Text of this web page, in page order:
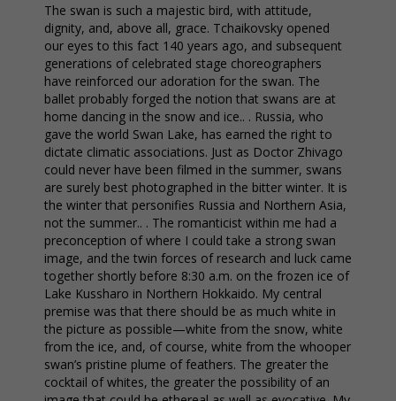
The swan is such a majestic bird, with attitude,
dignity, and, above all, grace. Tchaikovsky opened
our eyes to this fact 140 years ago, and subsequent
generations of celebrated stage choreographers
have reinforced our adoration for the swan. The
ballet probably forged the notion that swans are at
home dancing in the snow and ice.. . Russia, who
gave the world Swan Lake, has earned the right to
dictate climatic associations. Just as Doctor Zhivago
could never have been filmed in the summer, swans
are surely best photographed in the bitter winter. It is
the winter that personifies Russia and Northern Asia,
not the summer.. . The romanticist within me had a
preconception of where I could take a strong swan
image, and the twin forces of research and luck came
together shortly before 8:30 a.m. on the frozen ice of
Lake Kussharo in Northern Hokkaido. My central
premise was that there should be as much white in
the picture as possible—white from the snow, white
from the ice, and, of course, white from the whooper
swan’s pristine plume of feathers. The greater the
cocktail of whites, the greater the possibility of an